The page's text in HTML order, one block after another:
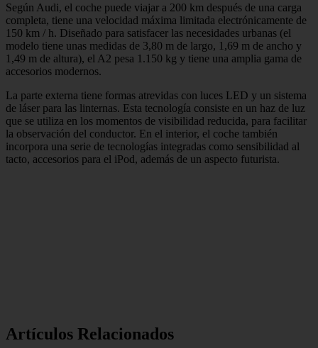
Según Audi, el coche puede viajar a 200 km después de una carga
completa, tiene una velocidad máxima limitada electrónicamente de
150 km / h. Diseñado para satisfacer las necesidades urbanas (el
modelo tiene unas medidas de 3,80 m de largo, 1,69 m de ancho y
1,49 m de altura), el A2 pesa 1.150 kg y tiene una amplia gama de
accesorios modernos.
La parte externa tiene formas atrevidas con luces LED y un sistema
de láser para las linternas. Esta tecnología consiste en un haz de luz
que se utiliza en los momentos de visibilidad reducida, para facilitar
la observación del conductor. En el interior, el coche también
incorpora una serie de tecnologías integradas como sensibilidad al
tacto, accesorios para el iPod, además de un aspecto futurista.
Artículos Relacionados